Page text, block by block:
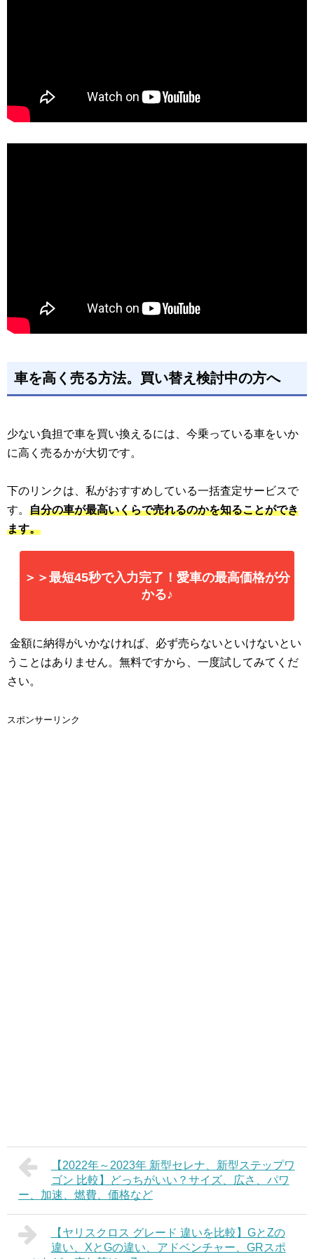
車を高く売る方法。買い替え検討中の方へ
少ない負担で車を買い換えるには、今乗っている車をいか
に高く売るかが大切です。
下のリンクは、私がおすすめしている一括査定サービスで
す。 自分の車が最高いくらで売れるのかを知ることができ
ます。
＞＞最短45秒で入力完了！愛車の最高価格が分
かる♪
金額に納得がいかなければ、必ず売らないといけないとい
うことはありません。無料ですから、一度試してみてくだ
さい。
スポンサーリンク
【2022年～2023年 新型セレナ、新型ステップワ
ゴン 比較】どっちがいい？サイズ、広さ、パワ
ー、加速、燃費、価格など
【ヤリスクロス グレード 違いを比較】GとZの
違い、XとGの違い、アドベンチャー、GRスポ